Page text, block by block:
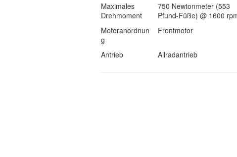
Maximales
Drehmoment
750 Newtonmeter (553
Pfund-Füße) @ 1600
Motoranordnun
g
Frontmotor
Antrieb Allradantrieb